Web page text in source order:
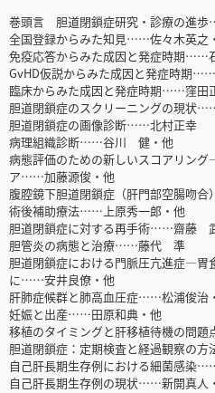
巻頭言 胆道閉鎖症研究・診療の進
全国登録からみた知見……佐々木英之
免疫応答からみた成因と発症時期
GvHD仮説からみた成因と発症時期
臨床からみた成因と発症時期……窪田
胆道閉鎖症のスクリーニングの現
胆道閉鎖症の画像診断……北村正幸
病理組織診断……谷川 健・他
病態評価のための新しいスコアリン
ア……加藤源俊・他
腹腔鏡下胆道閉鎖症（肝門部空腸吻
術後補助療法……上原秀一郎・他
胆道閉鎖症に対する再手術……齋藤
胆管炎の病態と治療……藤代 準
胆道閉鎖症における門脈圧亢進症―胃
に……安井良僚・他
肝肺症候群と肺高血圧症……松浦俊治
妊娠と出産……田原和典・他
移植のタイミングと肝移植待機の問
胆道閉鎖症：定期検査と経過観察の
自己肝長期生存例における細菌感染
自己肝長期生存例の現状……新開真人